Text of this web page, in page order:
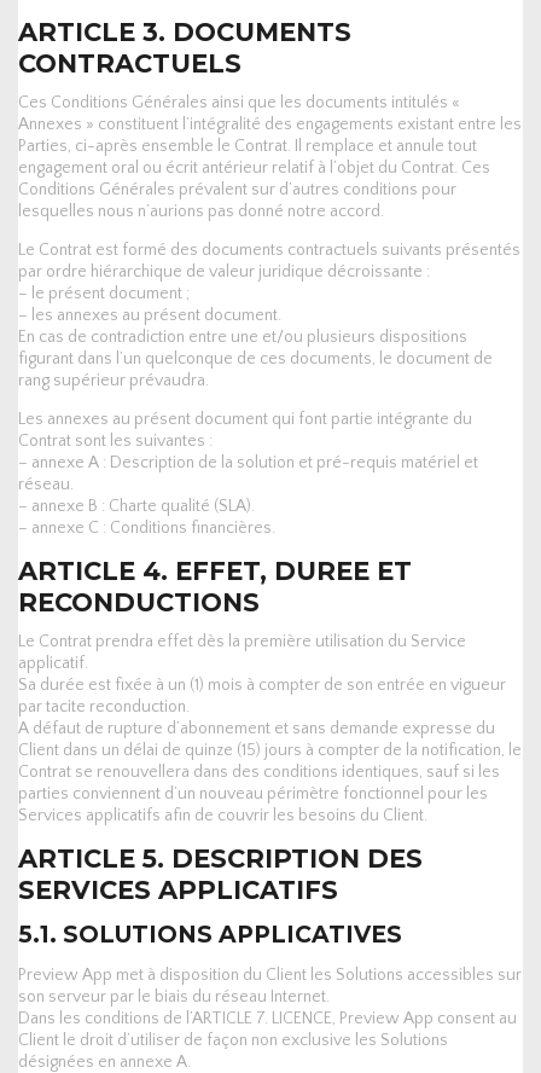
ARTICLE 3. DOCUMENTS
CONTRACTUELS
Ces Conditions Générales ainsi que les documents intitulés «
Annexes » constituent l’intégralité des engagements existant entre les
Parties, ci-après ensemble le Contrat. Il remplace et annule tout
engagement oral ou écrit antérieur relatif à l’objet du Contrat. Ces
Conditions Générales prévalent sur d’autres conditions pour
lesquelles nous n’aurions pas donné notre accord.
Le Contrat est formé des documents contractuels suivants présentés
par ordre hiérarchique de valeur juridique décroissante :
– le présent document ;
– les annexes au présent document.
En cas de contradiction entre une et/ou plusieurs dispositions
figurant dans l’un quelconque de ces documents, le document de
rang supérieur prévaudra.
Les annexes au présent document qui font partie intégrante du
Contrat sont les suivantes :
– annexe A : Description de la solution et pré-requis matériel et
réseau.
– annexe B : Charte qualité (SLA).
– annexe C : Conditions financières.
ARTICLE 4. EFFET, DUREE ET
RECONDUCTIONS
Le Contrat prendra effet dès la première utilisation du Service
applicatif.
Sa durée est fixée à un (1) mois à compter de son entrée en vigueur
par tacite reconduction.
A défaut de rupture d’abonnement et sans demande expresse du
Client dans un délai de quinze (15) jours à compter de la notification, le
Contrat se renouvellera dans des conditions identiques, sauf si les
parties conviennent d’un nouveau périmètre fonctionnel pour les
Services applicatifs afin de couvrir les besoins du Client.
ARTICLE 5. DESCRIPTION DES
SERVICES APPLICATIFS
5.1. SOLUTIONS APPLICATIVES
Preview App met à disposition du Client les Solutions accessibles sur
son serveur par le biais du réseau Internet.
Dans les conditions de l’ARTICLE 7. LICENCE, Preview App consent au
Client le droit d’utiliser de façon non exclusive les Solutions
désignées en annexe A.